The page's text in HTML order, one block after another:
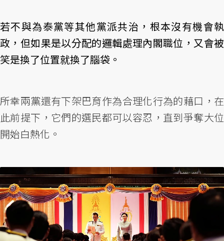
若不與為泰黨等其他黨派共治，根本沒有機會執
政，但如果是以分配的邏輯處理內閣職位，又會被
笑是換了位置就換了腦袋。
所幸兩黨還有下架巴育作為合理化行為的藉口，在
此前提下，它們的選民都可以容忍，直到爭奪大位
開始白熱化。